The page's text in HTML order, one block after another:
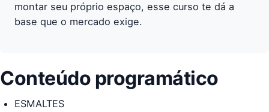
montar seu próprio espaço, esse curso te dá a
base que o mercado exige.
Conteúdo programático
ESMALTES